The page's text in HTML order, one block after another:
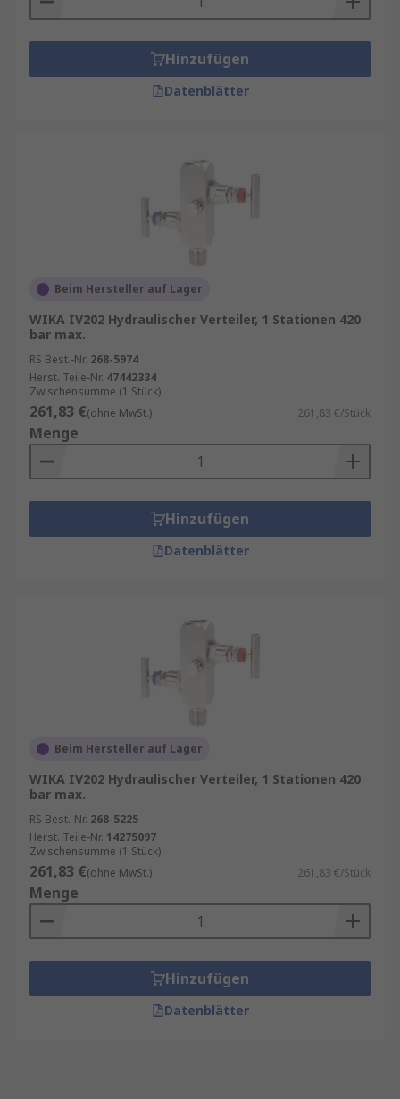
Hinzufügen
Datenblätter
Beim Hersteller auf Lager
WIKA IV202 Hydraulischer Verteiler, 1 Stationen 420
bar max.
RS Best.-Nr. 268-5974
Herst. Teile-Nr. 47442334
Zwischensumme (1 Stück)
261,83 €(ohne MwSt.) 261,83 €/Stück
Menge
Hinzufügen
Datenblätter
Beim Hersteller auf Lager
WIKA IV202 Hydraulischer Verteiler, 1 Stationen 420
bar max.
RS Best.-Nr. 268-5225
Herst. Teile-Nr. 14275097
Zwischensumme (1 Stück)
261,83 €(ohne MwSt.) 261,83 €/Stück
Menge
Hinzufügen
Datenblätter